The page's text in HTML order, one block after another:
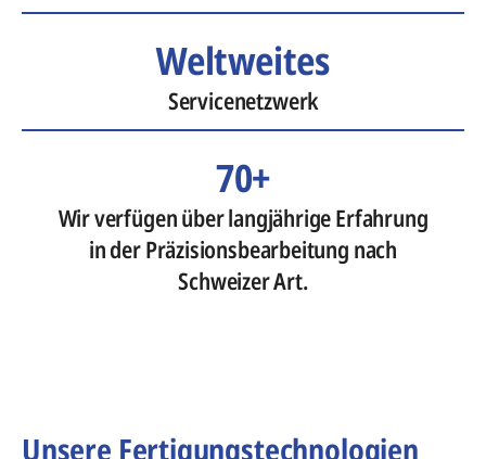
Weltweites
Servicenetzwerk
70+
Wir verfügen über langjährige Erfahrung
in der Präzisionsbearbeitung nach
Schweizer Art.
Unsere Fertigungstechnologien